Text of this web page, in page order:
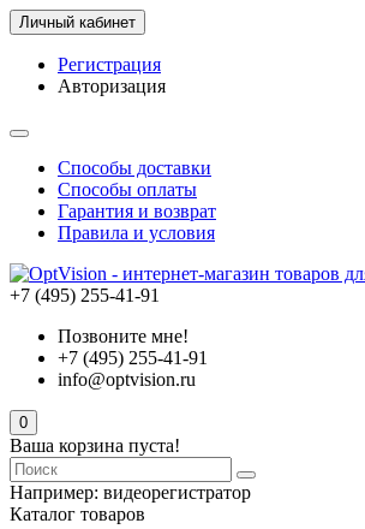
Личный кабинет
Регистрация
Авторизация
Способы доставки
Способы оплаты
Гарантия и возврат
Правила и условия
+7 (495) 255-41-91
Позвоните мне!
+7 (495) 255-41-91
info@optvision.ru
0
Ваша корзина пуста!
Например: видеорегистратор
Каталог товаров